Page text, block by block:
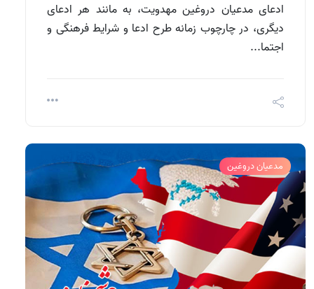
ادعای مدعیان دروغین مهدویت، به مانند هر ادعای
دیگری، در چارچوب زمانه طرح ادعا و شرایط فرهنگی و
اجتما...
مدعیان دروغین